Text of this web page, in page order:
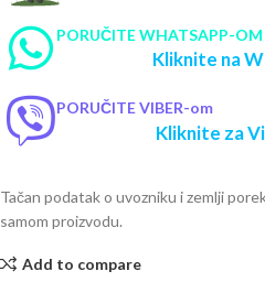
PORUČITE WHATSAPP-OM
Kliknite na
PORUČITE VIBER-om
Kliknite za
Tačan podatak o uvozniku i zemlji
samom proizvodu.
Add to compare